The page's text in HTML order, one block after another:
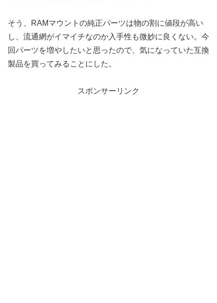
そう、RAMマウントの純正パーツは物の割に値段が高い
し、流通網がイマイチなのか入手性も微妙に良くない。今
回パーツを増やしたいと思ったので、気になっていた互換
製品を買ってみることにした。
スポンサーリンク